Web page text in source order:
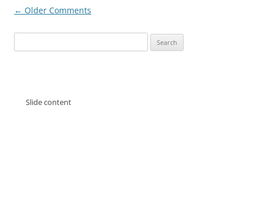
Comment
← Older Comments
for:
Slide content